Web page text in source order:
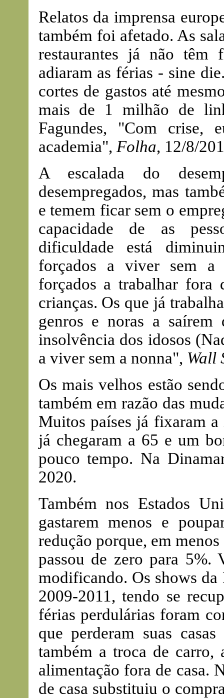
Relatos da imprensa
também foi afetado. As
restaurantes já não têm
adiaram as férias - sine
cortes de gastos até
mais de 1 milhão de
Fagundes, "Com crise,
academia", Folha, 12/8/
A escalada do
desempregados, mas
e temem ficar sem o
capacidade de as
dificuldade está
forçados a viver sem a
forçados a trabalhar fora
crianças. Os que já
genros e noras a
insolvência dos idosos
a viver sem a nonna", Wall
Os mais velhos estão
também em razão das
Muitos países já fixaram
já chegaram a 65 e um
pouco tempo. Na
2020.
Também nos Estados
gastarem menos e
redução porque, em
passou de zero para 5%.
modificando. Os shows
2009-2011, tendo se
férias perdulárias foram
que perderam suas
também a troca de carro,
alimentação fora de casa.
de casa substituiu o